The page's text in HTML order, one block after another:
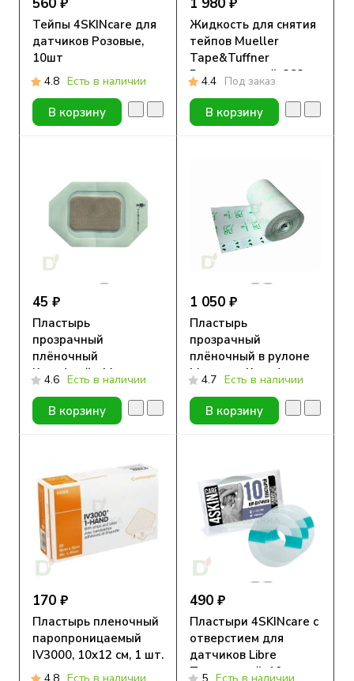
560 ₽
Тейпы 4SKINcare для
датчиков Розовые,
10шт
4.8 Есть в наличии
В корзину
1 980 ₽
Жидкость для снятия
тейпов Mueller
Tape&Tuffner
Remover спрей, 283 г
4.4 Под заказ
В корзину
45 ₽
Пластырь
прозрачный
плёночный
Круофрейм Медитек
с подушечкой, 6x7см
4.6 Есть в наличии
В корзину
1 050 ₽
Пластырь
прозрачный
плёночный в рулоне
Медитек Круофильм,
10см х 10м
4.7 Есть в наличии
В корзину
170 ₽
Пластырь пленочный
паропроницаемый
IV3000, 10x12 см, 1 шт.
490 ₽
Пластыри 4SKINcare с
отверстием для
датчиков Libre
Прозрачный, 10шт